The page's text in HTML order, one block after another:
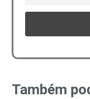
Também